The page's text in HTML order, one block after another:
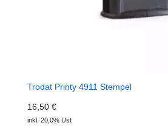
Trodat Printy 4911 Stempel
16,50 €
inkl. 20,0% Ust